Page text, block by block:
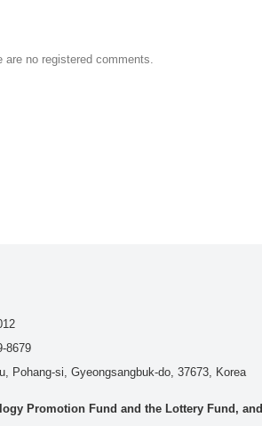
are no registered comments.
Pohang-si, Gyeongsangbuk-do, 37673, Korea
8679
Promotion Fund and the Lottery Fund,